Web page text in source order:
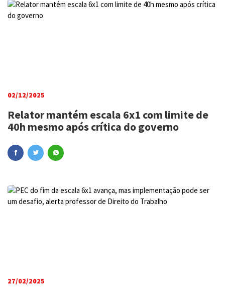
02/12/2025
Relator mantém escala 6x1 com limite de
40h mesmo após crítica do governo
27/02/2025